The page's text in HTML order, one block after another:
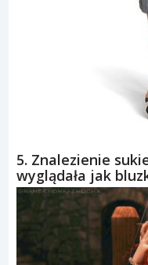
5. Znalezienie
wyglądała jak